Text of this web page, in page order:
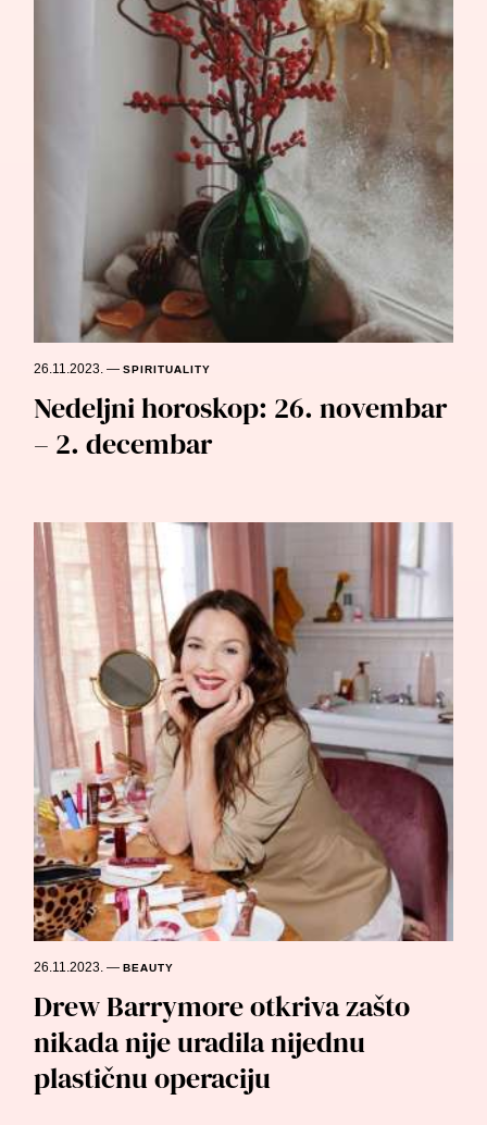
26.11.2023.—SPIRITUALITY
Nedeljni horoskop: 26. novembar
– 2. decembar
26.11.2023.—BEAUTY
Drew Barrymore otkriva zašto
nikada nije uradila nijednu
plastičnu operaciju